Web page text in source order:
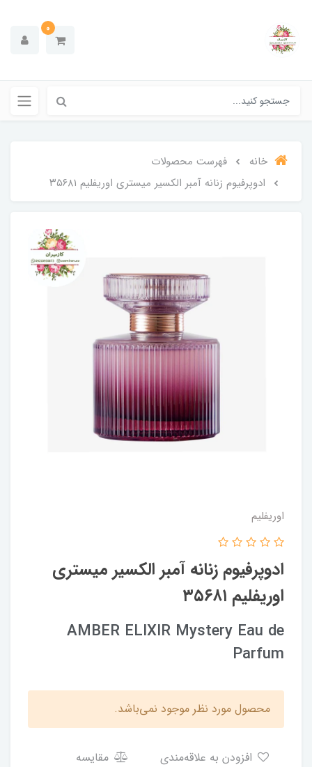
0
خانه
فهرست محصولات
ادوپرفیوم زنانه آمبر الکسیر میستری اوریفلیم ۳۵۶۸۱
اوریفلیم
ادوپرفیوم زنانه آمبر الکسیر میستری
اوریفلیم ۳۵۶۸۱
AMBER ELIXIR Mystery Eau de
Parfum
محصول مورد نظر موجود نمی‌باشد.
مقایسه